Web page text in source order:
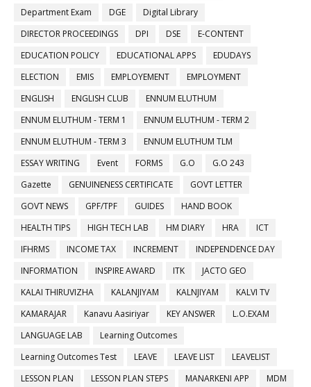
Department Exam
DGE
Digital Library
DIRECTOR PROCEEDINGS
DPI DSE
E-CONTENT
EDUCATION POLICY
EDUCATIONAL APPS
EDUDAYS
ELECTION
EMIS EMPLOYEMENT
EMPLOYMENT
ENGLISH
ENGLISH CLUB
ENNUM ELUTHUM
ENNUM ELUTHUM - TERM 1
ENNUM ELUTHUM - TERM 2
ENNUM ELUTHUM - TERM 3
ENNUM ELUTHUM TLM
ESSAY WRITING
Event FORMS G.O
G.O 243
Gazette
GENUINENESS CERTIFICATE
GOVT LETTER
GOVT NEWS
GPF/TPF GUIDES
HAND BOOK
HEALTH TIPS
HIGH TECH LAB HM DIARY HRA
ICT
IFHRMS
INCOME TAX INCREMENT
INDEPENDENCE DAY
INFORMATION
INSPIRE AWARD ITK
JACTO GEO
KALAI THIRUVIZHA
KALANJIYAM KALNJIYAM
KALVI TV
KAMARAJAR
Kanavu Aasiriyar KEY ANSWER
L.O.EXAM
LANGUAGE LAB
Learning Outcomes
Learning Outcomes Test
LEAVE LEAVE LIST
LEAVELIST
LESSON PLAN
LESSON PLAN STEPS MANARKENI APP
MDM